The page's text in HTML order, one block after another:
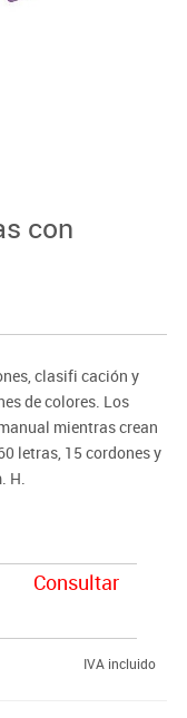
con
clasifi cación y
de colores. Los
mientras crean
letras, 15 cordones y
H.
Consultar
IVA incluido